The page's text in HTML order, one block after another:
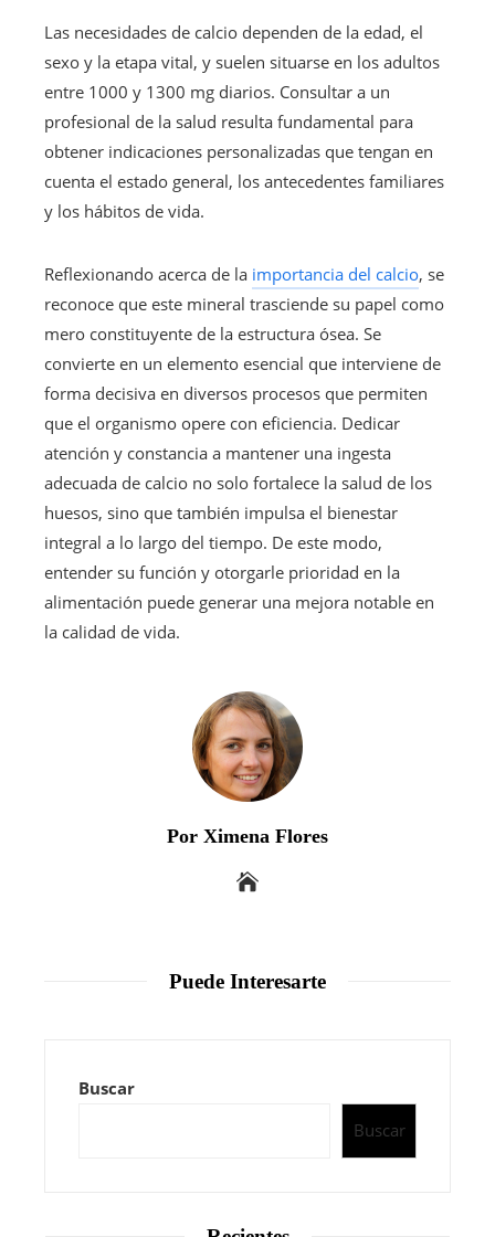
Las necesidades de calcio dependen de la edad, el
sexo y la etapa vital, y suelen situarse en los adultos
entre 1000 y 1300 mg diarios. Consultar a un
profesional de la salud resulta fundamental para
obtener indicaciones personalizadas que tengan en
cuenta el estado general, los antecedentes familiares
y los hábitos de vida.
Reflexionando acerca de la importancia del calcio, se
reconoce que este mineral trasciende su papel como
mero constituyente de la estructura ósea. Se
convierte en un elemento esencial que interviene de
forma decisiva en diversos procesos que permiten
que el organismo opere con eficiencia. Dedicar
atención y constancia a mantener una ingesta
adecuada de calcio no solo fortalece la salud de los
huesos, sino que también impulsa el bienestar
integral a lo largo del tiempo. De este modo,
entender su función y otorgarle prioridad en la
alimentación puede generar una mejora notable en
la calidad de vida.
Por Ximena Flores
Puede Interesarte
Buscar
Buscar